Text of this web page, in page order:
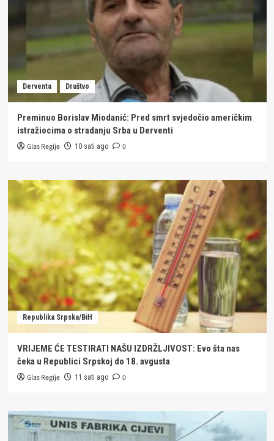
Derventa Društvo
Preminuo Borislav Miodanić: Pred smrt svjedočio američkim
istražiocima o stradanju Srba u Derventi
Glas Regije 10 sati ago 0
Republika Srpska/BiH
VRIJEME ĆE TESTIRATI NAŠU IZDRŽLJIVOST: Evo šta nas
čeka u Republici Srpskoj do 18. avgusta
Glas Regije 11 sati ago 0